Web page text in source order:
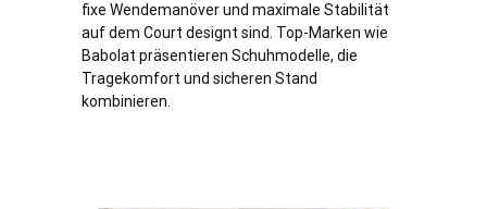
fixe Wendemanöver und maximale Stabilität
auf dem Court designt sind. Top-Marken wie
Babolat präsentieren Schuhmodelle, die
Tragekomfort und sicheren Stand
kombinieren.